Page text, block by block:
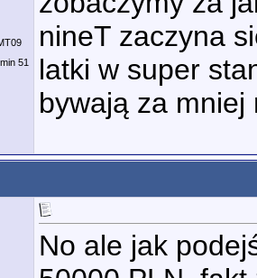
51
nineT zaczyna
latki w super
bywają za mniej
No ale jak